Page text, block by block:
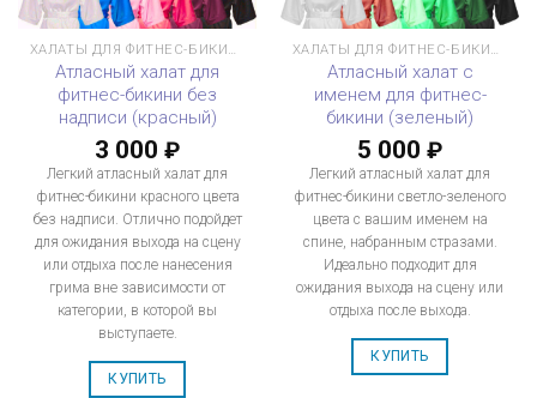
ХАЛАТЫ ДЛЯ ФИТНЕС-БИКИНИ
Атласный халат для
фитнес-бикини без
надписи (красный)
3 000 ₽
Легкий атласный халат для
фитнес-бикини красного цвета
без надписи. Отлично подойдет
для ожидания выхода на сцену
или отдыха после нанесения
грима вне зависимости от
категории, в которой вы
выступаете.
КУПИТЬ
ХАЛАТЫ ДЛЯ ФИТНЕС-БИКИНИ
Атласный халат с
именем для фитнес-
бикини (зеленый)
5 000 ₽
Легкий атласный халат для
фитнес-бикини светло-зеленого
цвета с вашим именем на
спине, набранным стразами.
Идеально подходит для
ожидания выхода на сцену или
отдыха после выхода.
КУПИТЬ